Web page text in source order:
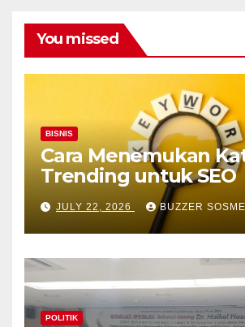
You missed
BISNIS
Cara Menemukan
Trending untuk SEO
JULY 22, 2026 BUZZER
POLITIK